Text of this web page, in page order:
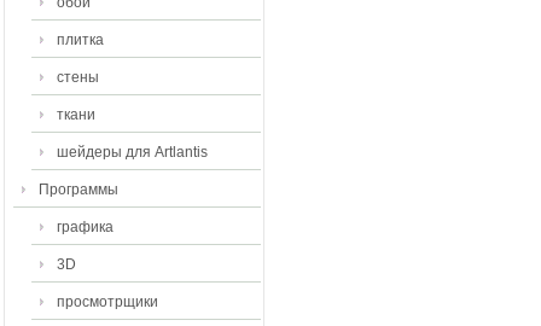
плитка
стены
ткани
шейдеры для Artlantis
Программы
графика
3D
просмотрщики